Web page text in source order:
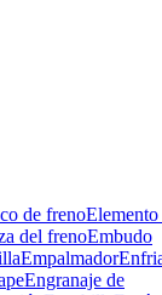
de freno
del frenoEmbudo
Empalmador
Engranaje de